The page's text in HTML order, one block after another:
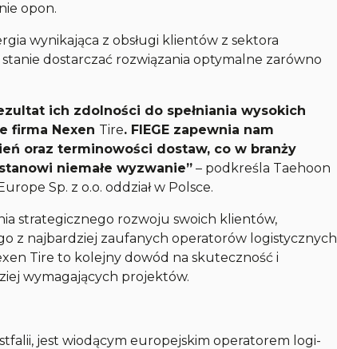
opon.
wynikająca z obsługi klientów z sektora
dostarczać rozwiązania optymalne zarówno
ich zdolności do spełniania wysokich
firma Nexen Tire. FIEGE zapewnia nam
oraz terminowości dostaw, co w branży
niemałe wyzwanie” – podkreśla Taehoon
Sp. z o.o. oddział w Polsce.
strategicznego rozwoju swoich klientów,
z najbardziej zaufanych operatorów logistycznych
Tire to kolejny dowód na skuteczność i
wymagających projektów.
jest wiodącym europejskim operatorem logi-